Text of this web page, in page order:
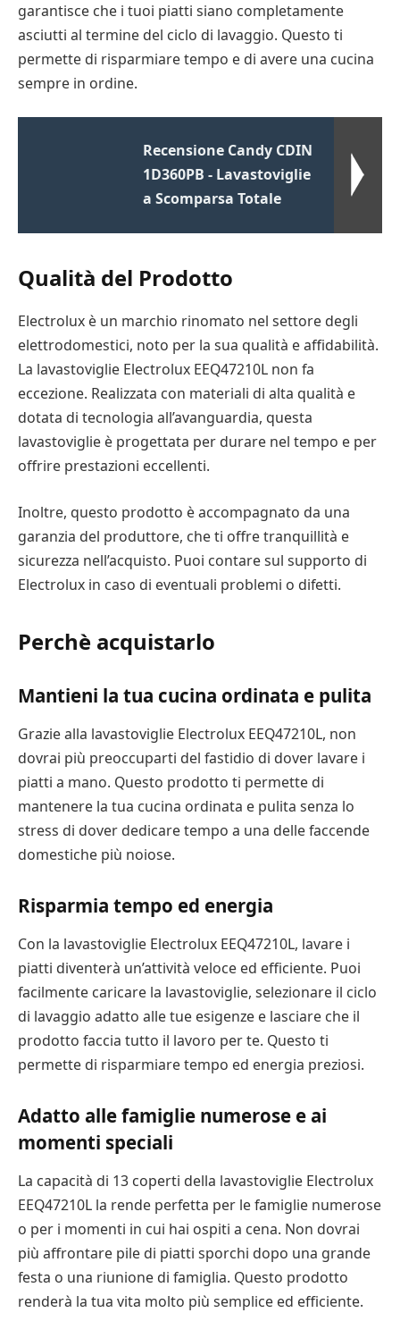
garantisce che i tuoi piatti siano completamente
asciutti al termine del ciclo di lavaggio. Questo ti
permette di risparmiare tempo e di avere una cucina
sempre in ordine.
Recensione Candy CDIN
1D360PB - Lavastoviglie
a Scomparsa Totale
Qualità del Prodotto
Electrolux è un marchio rinomato nel settore degli
elettrodomestici, noto per la sua qualità e affidabilità.
La lavastoviglie Electrolux EEQ47210L non fa
eccezione. Realizzata con materiali di alta qualità e
dotata di tecnologia all’avanguardia, questa
lavastoviglie è progettata per durare nel tempo e per
offrire prestazioni eccellenti.
Inoltre, questo prodotto è accompagnato da una
garanzia del produttore, che ti offre tranquillità e
sicurezza nell’acquisto. Puoi contare sul supporto di
Electrolux in caso di eventuali problemi o difetti.
Perchè acquistarlo
Mantieni la tua cucina ordinata e pulita
Grazie alla lavastoviglie Electrolux EEQ47210L, non
dovrai più preoccuparti del fastidio di dover lavare i
piatti a mano. Questo prodotto ti permette di
mantenere la tua cucina ordinata e pulita senza lo
stress di dover dedicare tempo a una delle faccende
domestiche più noiose.
Risparmia tempo ed energia
Con la lavastoviglie Electrolux EEQ47210L, lavare i
piatti diventerà un’attività veloce ed efficiente. Puoi
facilmente caricare la lavastoviglie, selezionare il ciclo
di lavaggio adatto alle tue esigenze e lasciare che il
prodotto faccia tutto il lavoro per te. Questo ti
permette di risparmiare tempo ed energia preziosi.
Adatto alle famiglie numerose e ai
momenti speciali
La capacità di 13 coperti della lavastoviglie Electrolux
EEQ47210L la rende perfetta per le famiglie numerose
o per i momenti in cui hai ospiti a cena. Non dovrai
più affrontare pile di piatti sporchi dopo una grande
festa o una riunione di famiglia. Questo prodotto
renderà la tua vita molto più semplice ed efficiente.